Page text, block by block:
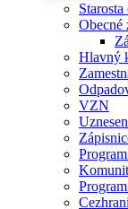
Starosta
Obecné
Hlavný
VZN